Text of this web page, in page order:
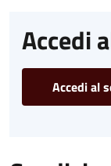
Accedi
Accedi al